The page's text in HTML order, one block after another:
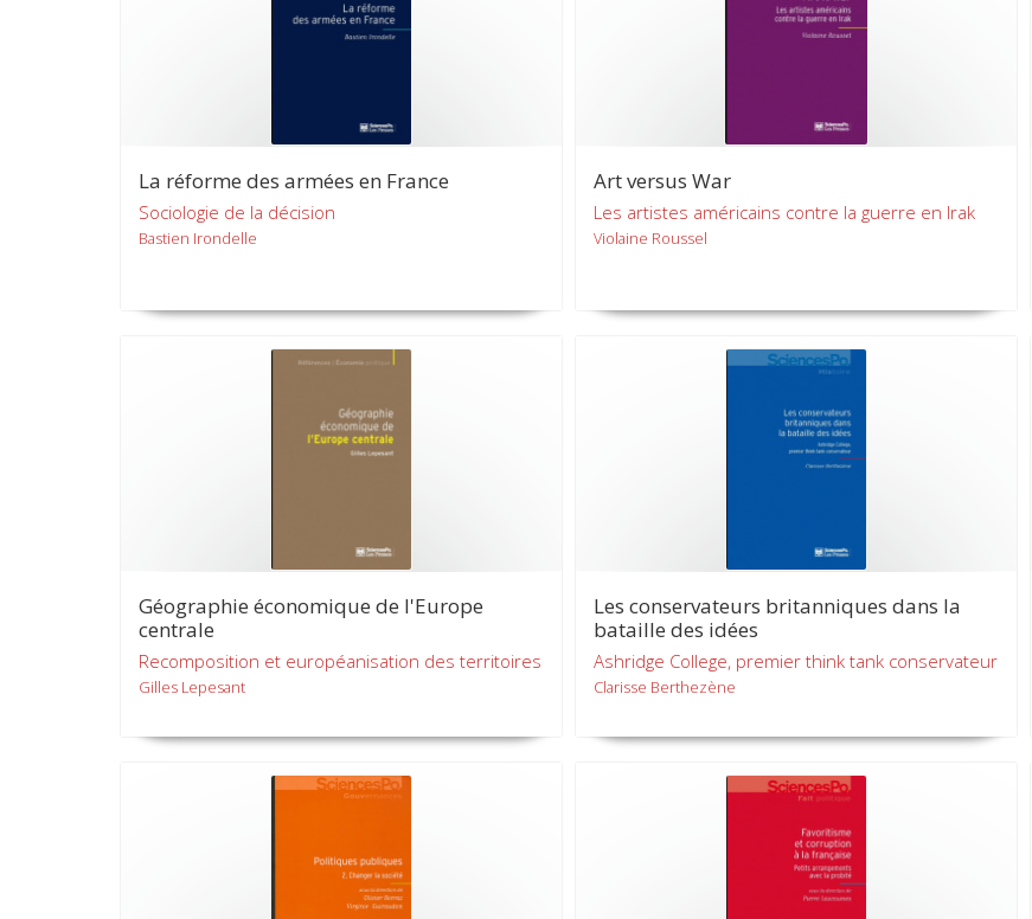
La réforme des armées en France
Sociologie de la décision
Bastien Irondelle
Art versus War
Les artistes américains contre la guerre en Irak
Violaine Roussel
Géographie économique de l'Europe
centrale
Recomposition et européanisation des territoires
Gilles Lepesant
Les conservateurs britanniques dans la
bataille des idées
Ashridge College, premier think tank conservateur
Clarisse Berthezène